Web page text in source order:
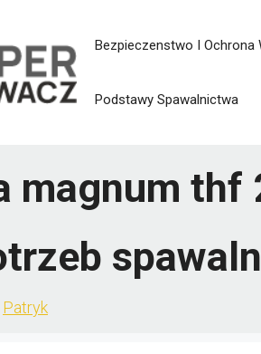
Bezpieczenstwo I Ochrona
Podstawy Spawalnictwa
magnum thf
Patryk